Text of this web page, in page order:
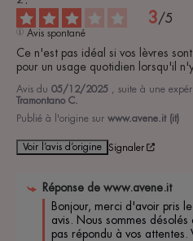
3/5
Avis spontané
Ce n'est pas idéal si vos lèvres
pour un usage quotidien lorsqu'il
Avis du 05/12/2025 , suite à une
Tramontano C.
Publié à l'origine sur www.avene.it (it)
Voir l’avis d’origine Signaler
Réponse de www.avene.it
Bonjour, merci d'avoir pris
avis. Nous sommes
pas répondu à vos attentes.